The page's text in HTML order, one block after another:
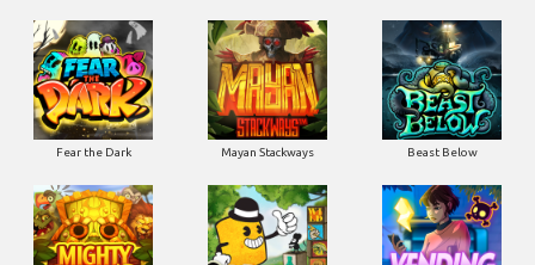
Fear the Dark Mayan Stackways Beast Below